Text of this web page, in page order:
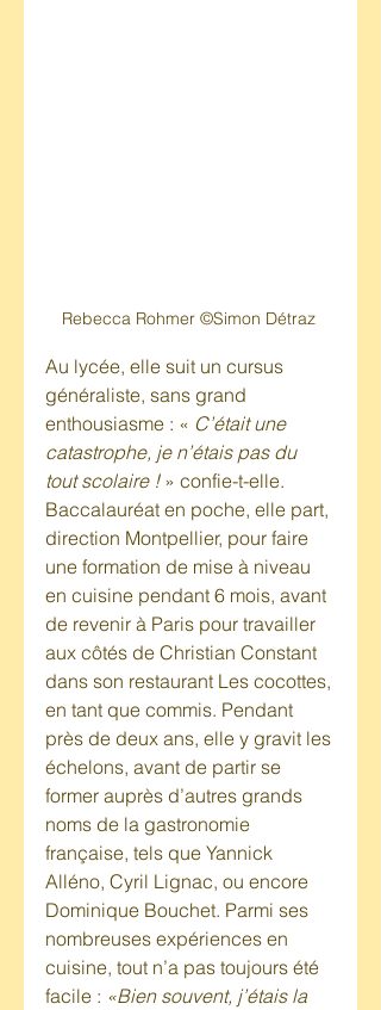
Rebecca Rohmer ©Simon Détraz
Au lycée, elle suit un cursus
généraliste, sans grand
enthousiasme : « C’était une
catastrophe, je n’étais pas du
tout scolaire ! » confie-t-elle.
Baccalauréat en poche, elle part,
direction Montpellier, pour faire
une formation de mise à niveau
en cuisine pendant 6 mois, avant
de revenir à Paris pour travailler
aux côtés de Christian Constant
dans son restaurant Les cocottes,
en tant que commis. Pendant
près de deux ans, elle y gravit les
échelons, avant de partir se
former auprès d’autres grands
noms de la gastronomie
française, tels que Yannick
Alléno, Cyril Lignac, ou encore
Dominique Bouchet. Parmi ses
nombreuses expériences en
cuisine, tout n’a pas toujours été
facile : «Bien souvent, j’étais la